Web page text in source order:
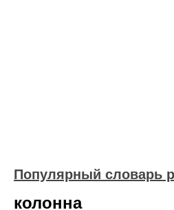
Популярный словарь
колонна